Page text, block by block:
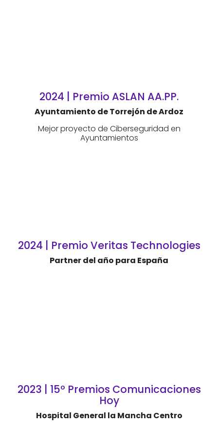
2024 | Premio ASLAN AA.PP.
Ayuntamiento de Torrejón de Ardoz
Mejor proyecto de Ciberseguridad en
Ayuntamientos
2024 | Premio Veritas Technologies
Partner del año para España
2023 | 15º Premios Comunicaciones
Hoy
Hospital General la Mancha Centro